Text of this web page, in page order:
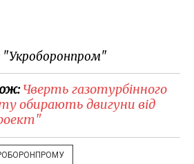
"Укроборонпром"
Чверть газотурбінного
обирають двигуни від